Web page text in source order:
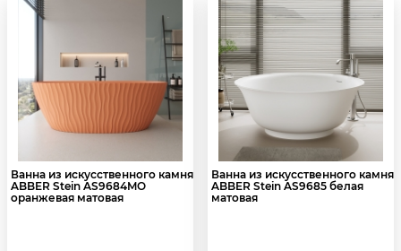
Ванна из искусственного камня
ABBER Stein AS9684MO
оранжевая матовая
Ванна из искусственного камня
ABBER Stein AS9685 белая
матовая